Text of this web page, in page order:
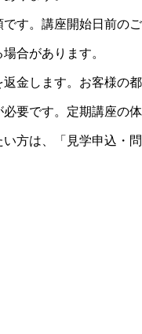
す。講座開始日前のご
合があります。
金します。お客様の
要です。定期講座の
方は、「見学申込・